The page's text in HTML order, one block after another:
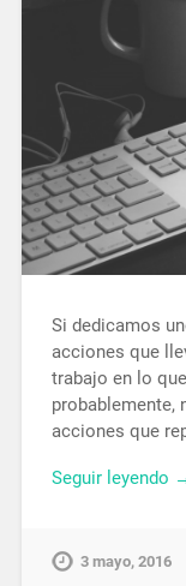
Si dedicamos
acciones que
trabajo en lo
probablemente,
acciones que
Seguir leyendo
3 mayo, 2016